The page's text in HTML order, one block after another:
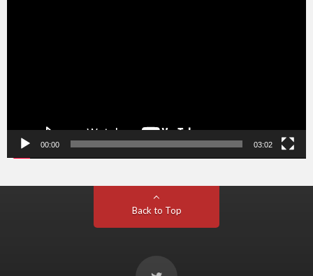
00:00 03:02
Back to Top